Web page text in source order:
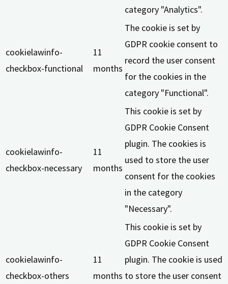
category "Analytics".
cookielawinfo-
checkbox-functional
11
months
The cookie is set by
GDPR cookie consent to
record the user consent
for the cookies in the
category "Functional".
cookielawinfo-
checkbox-necessary
11
months
This cookie is set by
GDPR Cookie Consent
plugin. The cookies is
used to store the user
consent for the cookies
in the category
"Necessary".
cookielawinfo-
checkbox-others
11
months
This cookie is set by
GDPR Cookie Consent
plugin. The cookie is used
to store the user consent